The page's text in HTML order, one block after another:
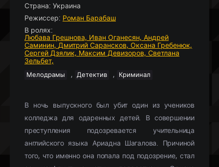
Страна: Украина
Режиссер: Роман Барабаш
В ролях:
Любава Грешнова, Иван Оганесян, Андрей
Саминин, Дмитрий Сарансков, Оксана Гребенюк,
Сергей Дзялик, Максим Девизоров, Светлана
Зельбет,
Мелодрамы , Детектив , Криминал
В ночь выпускного был убит один из учеников
колледжа для одаренных детей. В совершении
преступления подозревается учительница
английского языка Ариадна Шагалова. Причиной
того, что именно она попала под подозрение, стал